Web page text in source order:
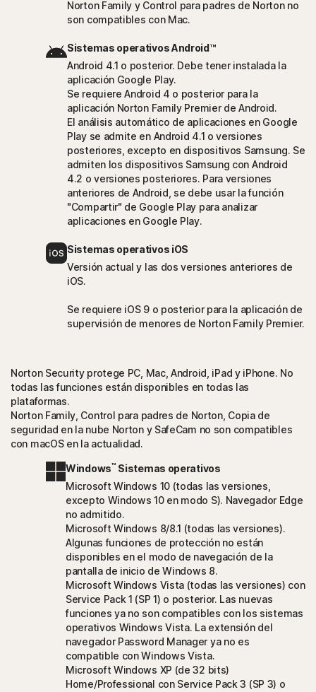
Norton Family y Control para padres de Norton no
son compatibles con Mac.
Sistemas operativos Android™
Android 4.1 o posterior. Debe tener instalada la
aplicación Google Play.
Se requiere Android 4 o posterior para la
aplicación Norton Family Premier de Android.
El análisis automático de aplicaciones en Google
Play se admite en Android 4.1 o versiones
posteriores, excepto en dispositivos Samsung. Se
admiten los dispositivos Samsung con Android
4.2 o versiones posteriores. Para versiones
anteriores de Android, se debe usar la función
"Compartir" de Google Play para analizar
aplicaciones en Google Play.
Sistemas operativos iOS
Versión actual y las dos versiones anteriores de
iOS.
Se requiere iOS 9 o posterior para la aplicación de
supervisión de menores de Norton Family Premier.
Norton Security protege PC, Mac, Android, iPad y iPhone. No
todas las funciones están disponibles en todas las
plataformas.
Norton Family, Control para padres de Norton, Copia de
seguridad en la nube Norton y SafeCam no son compatibles
con macOS en la actualidad.
Windows™ Sistemas operativos
Microsoft Windows 10 (todas las versiones,
excepto Windows 10 en modo S). Navegador Edge
no admitido.
Microsoft Windows 8/8.1 (todas las versiones).
Algunas funciones de protección no están
disponibles en el modo de navegación de la
pantalla de inicio de Windows 8.
Microsoft Windows Vista (todas las versiones) con
Service Pack 1 (SP 1) o posterior. Las nuevas
funciones ya no son compatibles con los sistemas
operativos Windows Vista. La extensión del
navegador Password Manager ya no es
compatible con Windows Vista.
Microsoft Windows XP (de 32 bits)
Home/Professional con Service Pack 3 (SP 3) o